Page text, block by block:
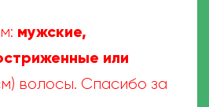
мужские,
или
волосы. Спасибо за